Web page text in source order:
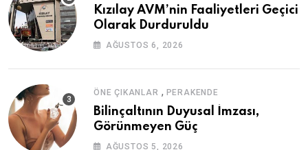
Kızılay AVM’nin Faaliyetleri Geçici
Olarak Durduruldu
AĞUSTOS 6, 2026
ÖNE ÇIKANLAR , PERAKENDE
Bilinçaltının Duyusal İmzası,
Görünmeyen Güç
AĞUSTOS 5, 2026